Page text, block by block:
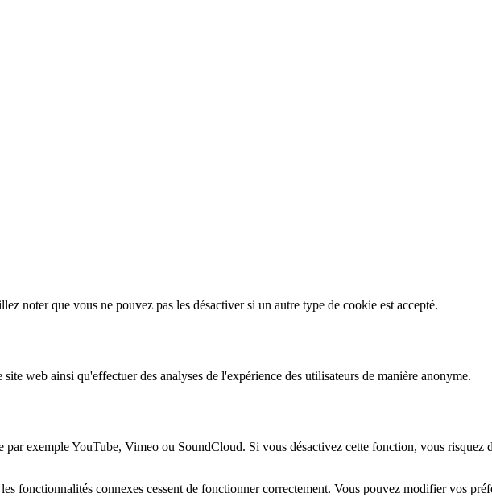
noter que vous ne pouvez pas les désactiver si un autre type de cookie est accepté.
web ainsi qu'effectuer des analyses de l'expérience des utilisateurs de manière anonyme.
exemple YouTube, Vimeo ou SoundCloud. Si vous désactivez cette fonction, vous risquez
fonctionnalités connexes cessent de fonctionner correctement. Vous pouvez modifier vos